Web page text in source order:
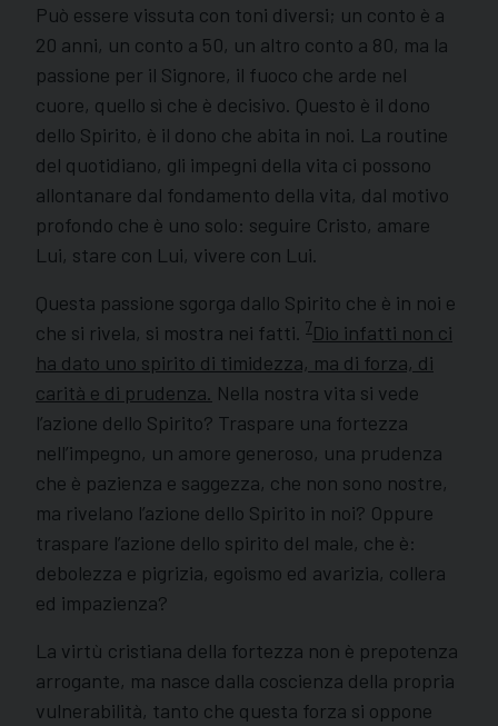
Può essere vissuta con toni diversi; un conto è a
20 anni, un conto a 50, un altro conto a 80, ma la
passione per il Signore, il fuoco che arde nel
cuore, quello sì che è decisivo. Questo è il dono
dello Spirito, è il dono che abita in noi. La routine
del quotidiano, gli impegni della vita ci possono
allontanare dal fondamento della vita, dal motivo
profondo che è uno solo: seguire Cristo, amare
Lui, stare con Lui, vivere con Lui.
Questa passione sgorga dallo Spirito che è in noi e
che si rivela, si mostra nei fatti. 7Dio infatti non ci
ha dato uno spirito di timidezza, ma di forza, di
carità e di prudenza. Nella nostra vita si vede
l’azione dello Spirito? Traspare una fortezza
nell’impegno, un amore generoso, una prudenza
che è pazienza e saggezza, che non sono nostre,
ma rivelano l’azione dello Spirito in noi? Oppure
traspare l’azione dello spirito del male, che è:
debolezza e pigrizia, egoismo ed avarizia, collera
ed impazienza?
La virtù cristiana della fortezza non è prepotenza
arrogante, ma nasce dalla coscienza della propria
vulnerabilità, tanto che questa forza si oppone